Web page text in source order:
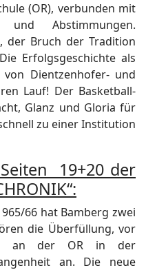
(OR), verbunden mit
und Abstimmungen.
der Bruch der Tradition
Erfolgsgeschichte als
von Dientzenhofer- und
Lauf! Der Basketball-
Glanz und Gloria für
zu einer Institution
19+20 der
66 hat Bamberg zwei
die Überfüllung, vor
an der OR in der
an. Die neue